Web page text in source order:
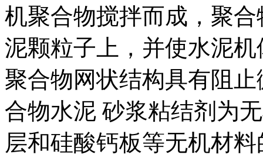
机聚合物搅拌而成，聚
泥颗粒子上，并使水泥
聚合物网状结构具有阻
合物水泥 砂浆粘结剂为
层和硅酸钙板等无机材